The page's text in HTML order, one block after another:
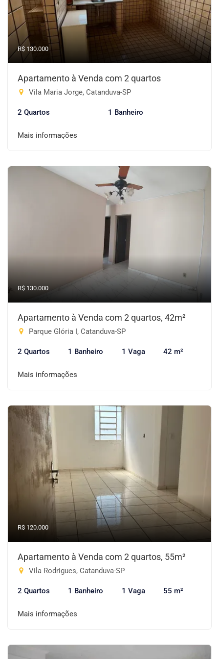
R$ 130.000
Apartamento à Venda com 2 quartos
Vila Maria Jorge, Catanduva-SP
2 Quartos 1 Banheiro
Mais informações
R$ 130.000
Apartamento à Venda com 2 quartos, 42m²
Parque Glória I, Catanduva-SP
2 Quartos 1 Banheiro 1 Vaga 42 m²
Mais informações
R$ 120.000
Apartamento à Venda com 2 quartos, 55m²
Vila Rodrigues, Catanduva-SP
2 Quartos 1 Banheiro 1 Vaga 55 m²
Mais informações